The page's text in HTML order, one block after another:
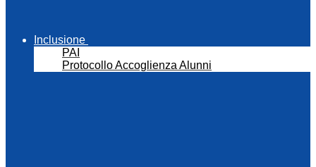
Inclusione
PAI
Protocollo Accoglienza Alunni